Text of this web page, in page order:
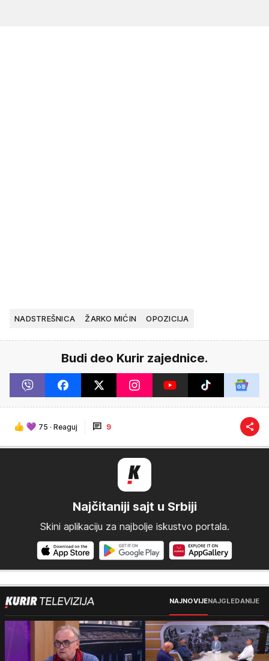
NADSTREŠNICA ŽARKO MIĆIN OPOZICIJA
Budi deo Kurir zajednice.
75 · Reaguj 9
Najčitaniji sajt u Srbiji
Skini aplikaciju za najbolje iskustvo portala.
NAJNOVIJENAJGLEDANIJE